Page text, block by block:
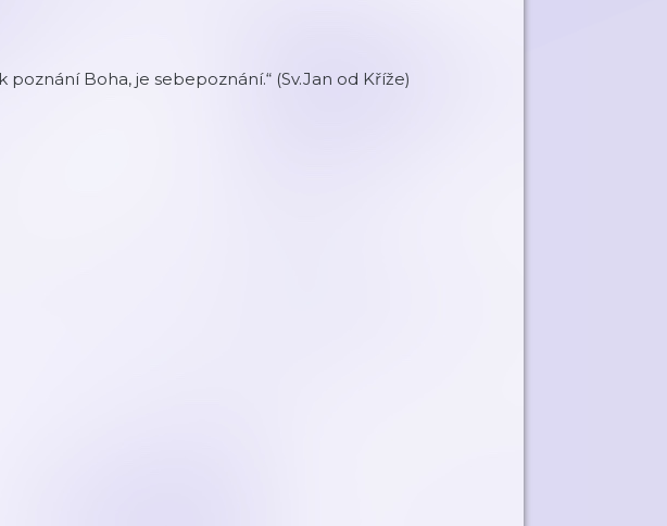
Boha, je sebepoznání.“ (Sv.Jan od Kříže)